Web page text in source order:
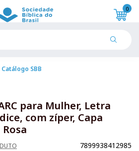
0
Catálogo SBB
para Mulher, Letra
com zíper, Capa
7899938412985